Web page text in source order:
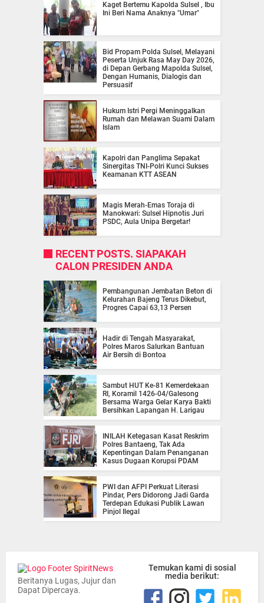
Kaget Bertemu Kapolda Sulsel , Ibu
Ini Beri Nama Anaknya "Umar"
Bid Propam Polda Sulsel, Melayani
Peserta Unjuk Rasa May Day 2026,
di Depan Gerbang Mapolda Sulsel,
Dengan Humanis, Dialogis dan
Persuasif
Hukum Istri Pergi Meninggalkan
Rumah dan Melawan Suami Dalam
Islam
Kapolri dan Panglima Sepakat
Sinergitas TNI-Polri Kunci Sukses
Keamanan KTT ASEAN
Magis Merah-Emas Toraja di
Manokwari: Sulsel Hipnotis Juri
PSDC, Aula Unipa Bergetar!
RECENT POSTS. SIAPAKAH
CALON PRESIDEN ANDA
Pembangunan Jembatan Beton di
Kelurahan Bajeng Terus Dikebut,
Progres Capai 63,13 Persen
Hadir di Tengah Masyarakat,
Polres Maros Salurkan Bantuan
Air Bersih di Bontoa
Sambut HUT Ke-81 Kemerdekaan
RI, Koramil 1426-04/Galesong
Bersama Warga Gelar Karya Bakti
Bersihkan Lapangan H. Larigau
INILAH Ketegasan Kasat Reskrim
Polres Bantaeng, Tak Ada
Kepentingan Dalam Penanganan
Kasus Dugaan Korupsi PDAM
PWI dan AFPI Perkuat Literasi
Pindar, Pers Didorong Jadi Garda
Terdepan Edukasi Publik Lawan
Pinjol Ilegal
Beritanya Lugas, Jujur dan
Dapat Dipercaya.
Temukan kami di sosial
media berikut: